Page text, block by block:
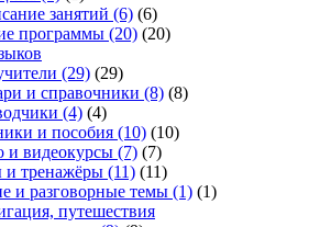
занятий (6) (6)
программы (20) (20)
(29) (29)
и справочники (8) (8)
(4) (4)
и пособия (10) (10)
и видеокурсы (7) (7)
и тренажёры (11) (11)
и разговорные темы (1) (1)
путешествия